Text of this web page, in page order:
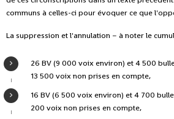
communs à celles-ci pour évoquer ce que
La suppression et l'annulation – à noter le
26 BV (9 000 voix environ) et 4 500
13 500 voix non prises en compte,
16 BV (6 500 voix environ) et 4 700
200 voix non prises en compte,